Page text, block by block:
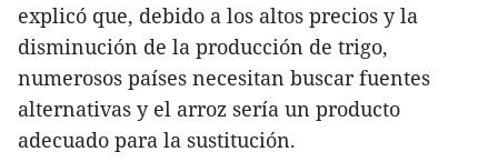
explicó que, debido a los altos precios y la
disminución de la producción de trigo,
numerosos países necesitan buscar fuentes
alternativas y el arroz sería un producto
adecuado para la sustitución.